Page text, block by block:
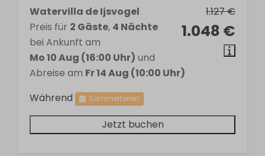
3 bedrooms
Double bed: 2
Two single beds: 1
Küche
Dining table
Dishwasher
Refrigerator-freezer combination
1.127 €
1.048 €
Watervilla de Ijsvogel
Preis für 2 Gäste, 4 Nächte
bei Ankunft am
Mo 10 Aug (16:00 Uhr) und
Abreise am Fr 14 Aug (10:00 Uhr)
Während
Sommerferien
Jetzt buchen